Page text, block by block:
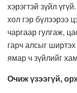
хэрэгтэй зүйл
хол гэр бүлээрээ
чаргаар гулгаж,
гарч алсыг
ямар ч зүйлийг
Очиж үзээгүй,